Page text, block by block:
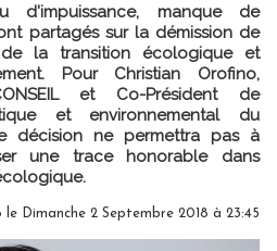
d'impuissance, manque de
partagés sur la démission de
la transition écologique et
Pour Christian Orofino,
et Co-Président de
et environnemental du
décision ne permettra pas à
une trace honorable dans
Dimanche 2 Septembre 2018 à 23:45